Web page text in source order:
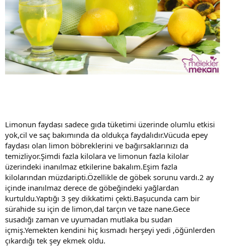
Limonun faydası sadece gıda tüketimi üzerinde olumlu etkisi
yok,cil ve saç bakımında da oldukça faydalıdır.Vücuda epey
faydası olan limon böbreklerini ve bağırsaklarınızı da
temizliyor.Şimdi fazla kilolara ve limonun fazla kilolar
üzerindeki inanılmaz etkilerine bakalım.Eşim fazla
kilolarından müzdaripti.Özellikle de göbek sorunu vardı.2 ay
içinde inanılmaz derece de göbeğindeki yağlardan
kurtuldu.Yaptığı 3 şey dikkatimi çekti.Başucunda cam bir
sürahide su için de limon,dal tarçın ve taze nane.Gece
susadığı zaman ve uyumadan mutlaka bu sudan
içmiş.Yemekten kendini hiç kısmadı herşeyi yedi ,öğünlerden
çıkardığı tek şey ekmek oldu.